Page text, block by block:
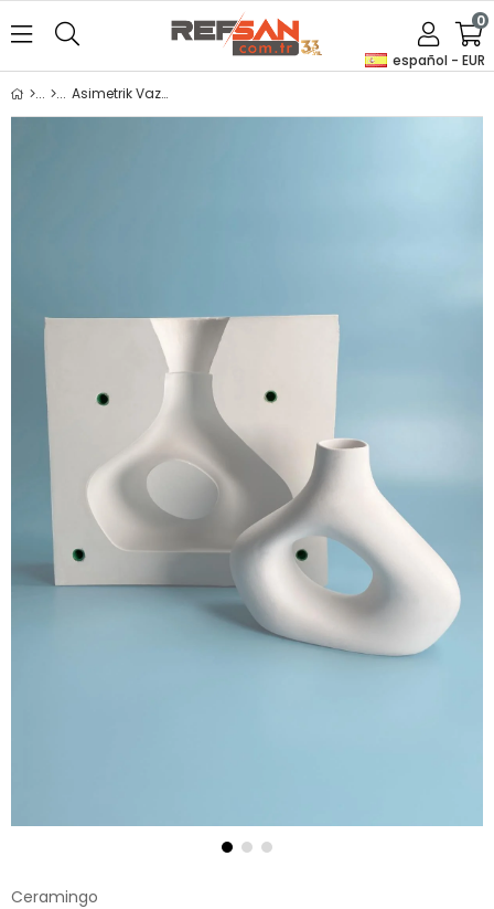
español - EUR
0
Asimetrik Vazo - Alçı Kalıp
Ceramingo